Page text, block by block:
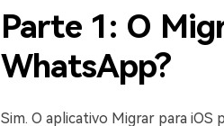
Parte 1: O
WhatsApp?
Sim. O aplicativo Migrar para